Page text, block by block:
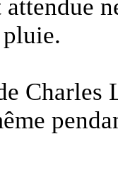
pluie.
Charles